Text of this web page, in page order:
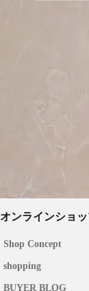
オンラインショ
Shop Concept
shopping
BUYER BLOG